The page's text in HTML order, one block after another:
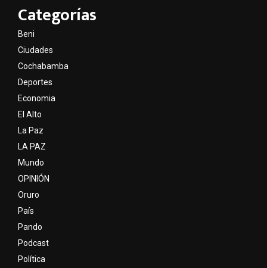
Categorías
Beni
Ciudades
Cochabamba
Deportes
Economia
El Alto
La Paz
LA PAZ
Mundo
OPINIÓN
Oruro
País
Pando
Podcast
Política